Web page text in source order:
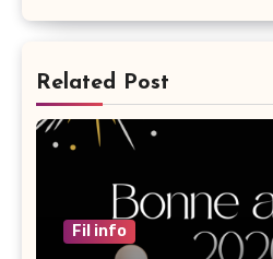
Related Post
Fil info